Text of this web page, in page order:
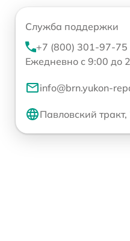
Служба поддержки
+7 (800) 301-97-75
Ежедневно с 9:00 до
info@brn.yukon-
Павловский